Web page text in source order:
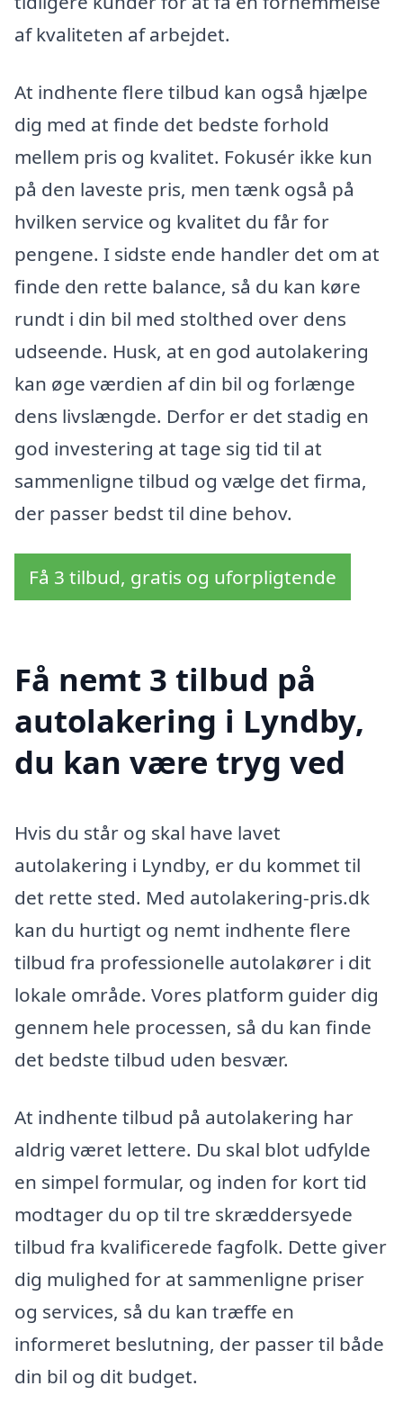
af kvaliteten af arbejdet.
At indhente flere tilbud kan også hjælpe
dig med at finde det bedste forhold
mellem pris og kvalitet. Fokusér ikke kun
på den laveste pris, men tænk også på
hvilken service og kvalitet du får for
pengene. I sidste ende handler det om at
finde den rette balance, så du kan køre
rundt i din bil med stolthed over dens
udseende. Husk, at en god autolakering
kan øge værdien af din bil og forlænge
dens livslængde. Derfor er det stadig en
god investering at tage sig tid til at
sammenligne tilbud og vælge det firma,
der passer bedst til dine behov.
Få 3 tilbud, gratis og uforpligtende
Få nemt 3 tilbud på
autolakering i Lyndby,
du kan være tryg ved
Hvis du står og skal have lavet
autolakering i Lyndby, er du kommet til
det rette sted. Med autolakering-pris.dk
kan du hurtigt og nemt indhente flere
tilbud fra professionelle autolakører i dit
lokale område. Vores platform guider dig
gennem hele processen, så du kan finde
det bedste tilbud uden besvær.
At indhente tilbud på autolakering har
aldrig været lettere. Du skal blot udfylde
en simpel formular, og inden for kort tid
modtager du op til tre skræddersyede
tilbud fra kvalificerede fagfolk. Dette giver
dig mulighed for at sammenligne priser
og services, så du kan træffe en
informeret beslutning, der passer til både
din bil og dit budget.